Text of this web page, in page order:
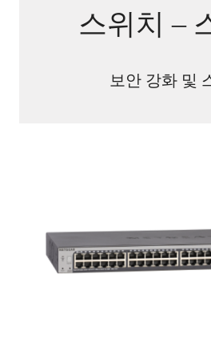
스위치 –
보안 강화 및